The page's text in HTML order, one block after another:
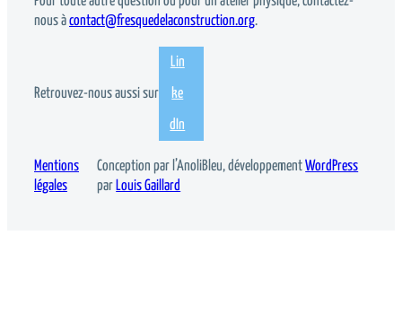
nous àcontact@fresquedelaconstruction.org.
Retrouvez-nous aussi sur
Lin
ke
dIn
Mentions
légales
Conception par l’AnoliBleu, développementWordPress
par Louis Gaillard